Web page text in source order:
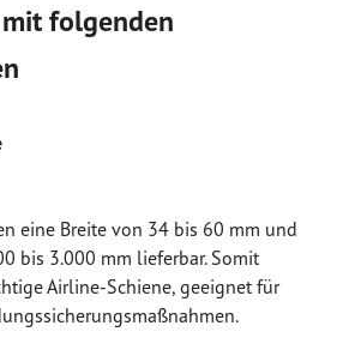
folgenden
eine Breite von 34 bis 60 mm und
bis 3.000 mm lieferbar. Somit
Airline-Schiene, geeignet für